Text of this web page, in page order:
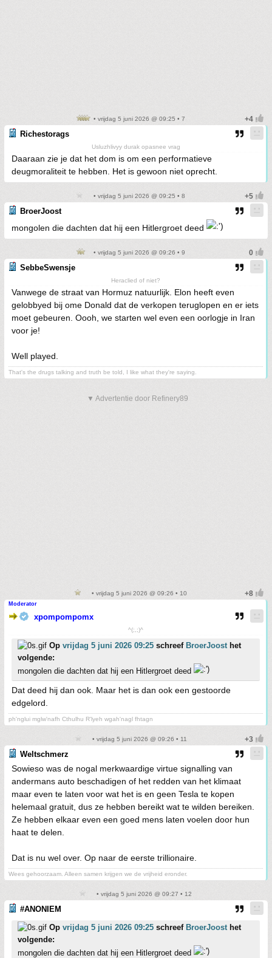
• vrijdag 5 juni 2026 @ 09:25 • 7
Richestorags
Usluzhlivyy durak opasnee vrag
Daaraan zie je dat het dom is om een performatieve
deugmoraliteit te hebben. Het is gewoon niet oprecht.
• vrijdag 5 juni 2026 @ 09:25 • 8
BroerJoost
mongolen die dachten dat hij een Hitlergroet deed
• vrijdag 5 juni 2026 @ 09:26 • 9
SebbeSwensje
Heraclied of niet?
Vanwege de straat van Hormuz natuurlijk. Elon heeft even
gelobbyed bij ome Donald dat de verkopen teruglopen en er iets
moet gebeuren. Oooh, we starten wel even een oorlogje in Iran
voor je!
Well played.
That's the drugs talking and truth be told, I like what they're saying.
▼ Advertentie door Refinery89
• vrijdag 5 juni 2026 @ 09:26 • 10
Moderator
xpompompomx
^(;,;)^
Op vrijdag 5 juni 2026 09:25 schreef BroerJoosthet
volgende:
mongolen die dachten dat hij een Hitlergroet deed
Dat deed hij dan ook. Maar het is dan ook een gestoorde
edgelord.
ph'nglui mglw'nafh Cthulhu R'lyeh wgah'nagl fhtagn
• vrijdag 5 juni 2026 @ 09:26 • 11
Weltschmerz
Sowieso was de nogal merkwaardige virtue signalling van
andermans auto beschadigen of het redden van het klimaat
maar even te laten voor wat het is en geen Tesla te kopen
helemaal gratuit, dus ze hebben bereikt wat te wilden bereiken.
Ze hebben elkaar even een goed mens laten voelen door hun
haat te delen.
Dat is nu wel over. Op naar de eerste trillionaire.
Wees gehoorzaam. Alleen samen krijgen we de vrijheid eronder.
• vrijdag 5 juni 2026 @ 09:27 • 12
#ANONIEM
Op vrijdag 5 juni 2026 09:25 schreef BroerJoosthet
volgende:
mongolen die dachten dat hij een Hitlergroet deed